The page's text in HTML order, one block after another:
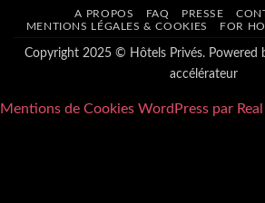
A PROPOS FAQ PRESSE
MENTIONS LÉGALES & COOKIES
FOR
Copyright 2025 © Hôtels Privés. Powered
accélérateur
Mentions de Cookies WordPress par